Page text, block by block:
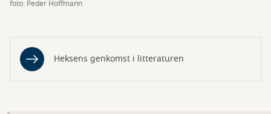
foto: Peder Hoffmann
Heksens genkomst i litteraturen